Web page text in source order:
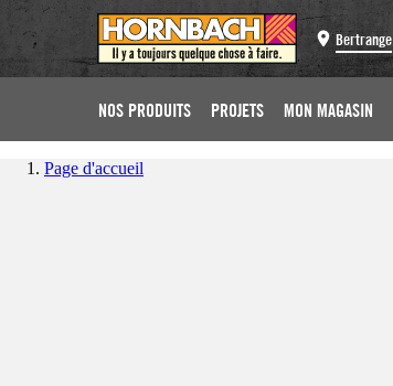
Bertrange
NOS PRODUITS PROJETS MON MAGASIN
Page d'accueil